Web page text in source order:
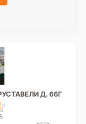
Д. 66Г